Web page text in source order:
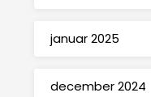
januar 2025
december 2024